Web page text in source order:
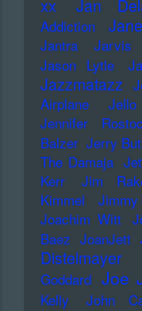
xx
Jan
Addiction
Jantra
Jarvis
Jason Lytle
Jazzmatazz
Airplane
Jennifer
Balzer Jerry
The Damaja
Kerr
Jim
Kimmel
Joachim Witt
Baez JoanJett
Distelmayer
Goddard Joe
Kelly
John